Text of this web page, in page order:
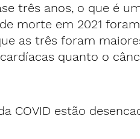
três anos, o que é
morte em 2021
as três foram
quanto o
COVID estão